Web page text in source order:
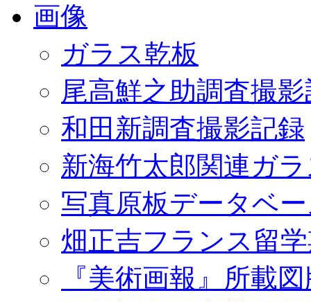
画像
ガラス乾板
尾高鮮之助調査撮
和田新調査撮影記録
新海竹太郎関連ガ
写真原板データベ
畑正吉フランス留
『美術画報』所載